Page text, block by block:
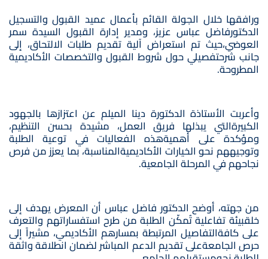
ورافقها خلال الجولة القائم بأعمال عميد القبول والتسجيل
الدكتورفاضل عباس عزيز، ومدير إدارة القبول السيدة سمر
العوضي،حيث تم استعراض آلية تقديم طلبات الالتحاق، إلى
جانب شرحتفصيلي حول شروط القبول والتخصصات الأكاديمية
المطروحة.
وأعربت الأستاذة الدكتورة دينا الميلم عن اعتزازها بالجهود
الكبيرةالتي يبذلها فريق العمل، مشيدة بحسن التنظيم،
ومؤكدة على أهميةهذه الفعاليات في توعية الطلبة
وتوجيههم نحو الخيارات الأكاديميةالمناسبة، بما يعزز من فرص
نجاحهم في المرحلة الجامعية.
من جهته، أوضح الدكتور فاضل عباس أن المعرض يهدف إلى
خلقبيئة تفاعلية تُمكّن الطلبة من طرح استفساراتهم والتعرف
على كافةالتفاصيل المرتبطة بمسارهم الأكاديمي، مشيراً إلى
حرص الجامعةعلى تقديم الدعم المباشر لضمان انطلاقة واثقة